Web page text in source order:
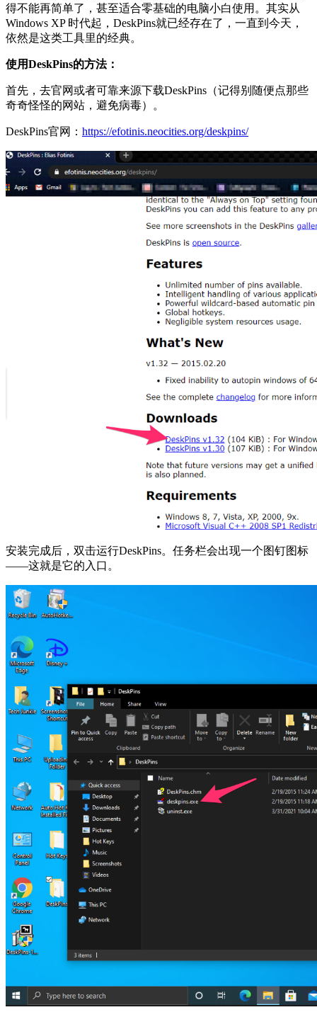
得不能再简单了，甚至适合零基础的电脑小白使用。其实从
Windows XP 时代起，DeskPins就已经存在了，一直到今天，
依然是这类工具里的经典。
使用DeskPins的方法：
首先，去官网或者可靠来源下载DeskPins（记得别随便点那些
奇奇怪怪的网站，避免病毒）。
DeskPins官网： https://efotinis.neocities.org/deskpins/
安装完成后，双击运行DeskPins。任务栏会出现一个图钉图标
——这就是它的入口。